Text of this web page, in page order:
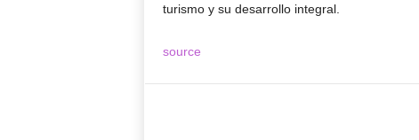
turismo y su desarrollo integral.
source